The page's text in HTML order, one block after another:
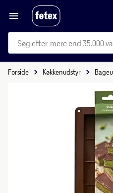
mere end 35.000
Forside Køkkenudstyr